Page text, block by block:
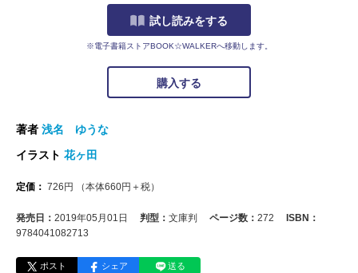
試し読みをする
※電子書籍ストアBOOK☆WALKERへ移動します。
購入する
著者 浅名 ゆうな
イラスト 花ヶ田
定価： 726 円 （本体660円＋税）
発売日： 2019年05月01日 判型： 文庫判 ページ数： 272
ISBN：
9784041082713
ポスト シェア 送る